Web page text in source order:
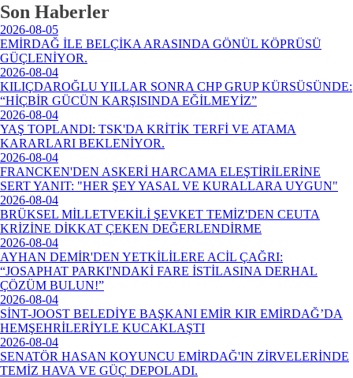
Son Haberler
2026-08-05
EMİRDAĞ İLE BELÇİKA ARASINDA GÖNÜL KÖPRÜSÜ
GÜÇLENİYOR.
2026-08-04
KILIÇDAROĞLU YILLAR SONRA CHP GRUP KÜRSÜSÜNDE:
“HİÇBİR GÜCÜN KARŞISINDA EĞİLMEYİZ”
2026-08-04
YAŞ TOPLANDI: TSK'DA KRİTİK TERFİ VE ATAMA
KARARLARI BEKLENİYOR.
2026-08-04
FRANCKEN'DEN ASKERİ HARCAMA ELEŞTİRİLERİNE
SERT YANIT: "HER ŞEY YASAL VE KURALLARA UYGUN"
2026-08-04
BRÜKSEL MİLLETVEKİLİ ŞEVKET TEMİZ'DEN CEUTA
KRİZİNE DİKKAT ÇEKEN DEĞERLENDİRME
2026-08-04
AYHAN DEMİR'DEN YETKİLİLERE ACİL ÇAĞRI:
“JOSAPHAT PARKI'NDAKİ FARE İSTİLASINA DERHAL
ÇÖZÜM BULUN!”
2026-08-04
SİNT-JOOST BELEDİYE BAŞKANI EMİR KIR EMİRDAĞ’DA
HEMŞEHRİLERİYLE KUCAKLAŞTI
2026-08-04
SENATÖR HASAN KOYUNCU EMİRDAĞ'IN ZİRVELERİNDE
TEMİZ HAVA VE GÜÇ DEPOLADI.